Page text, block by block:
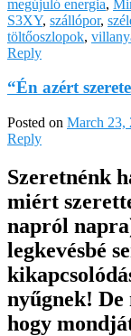
megújuló energia,
S3XY, szállópor,
töltőoszlopok,
Reply
“Én azért
Posted on March 23,
Reply
Szeretnénk
miért
napról
legkevésbé
nyűgnek!
hogy